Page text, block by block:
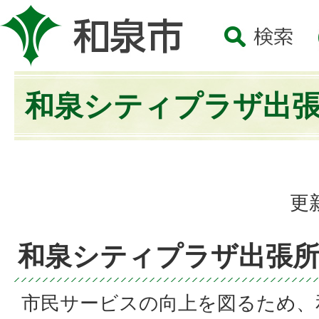
和泉シティプラザ出
更
和泉シティプラザ出張
市民サービスの向上を図るため